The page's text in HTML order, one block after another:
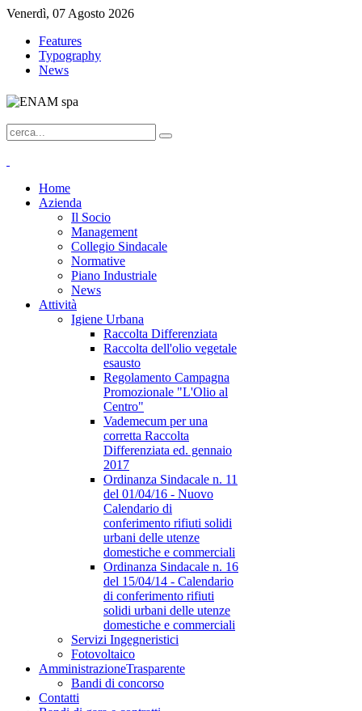
Venerdì, 07 Agosto 2026
Features
Typography
News
Home
Azienda
Il Socio
Management
Collegio Sindacale
Normative
Piano Industriale
News
Attività
Igiene Urbana
Raccolta Differenziata
Raccolta dell'olio vegetale
esausto
Regolamento Campagna
Promozionale "L'Olio al
Centro"
Vademecum per una
corretta Raccolta
Differenziata ed. gennaio
2017
Ordinanza Sindacale n. 11
del 01/04/16 - Nuovo
Calendario di
conferimento rifiuti solidi
urbani delle utenze
domestiche e commerciali
Ordinanza Sindacale n. 16
del 15/04/14 - Calendario
di conferimento rifiuti
solidi urbani delle utenze
domestiche e commerciali
Servizi Ingegneristici
Fotovoltaico
AmministrazioneTrasparente
Bandi di concorso
Contatti